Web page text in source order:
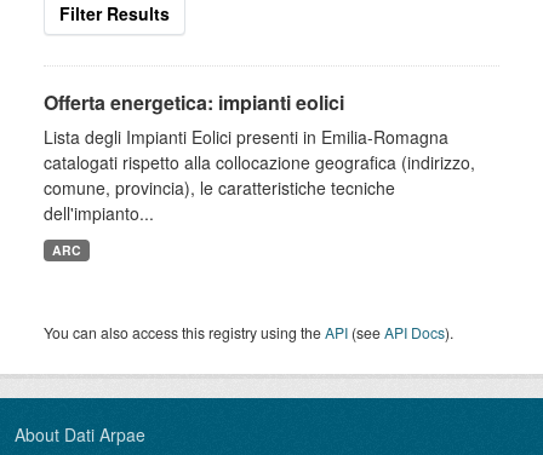
Filter Results
Offerta energetica: impianti eolici
Lista degli Impianti Eolici presenti in Emilia-Romagna
catalogati rispetto alla collocazione geografica (indirizzo,
comune, provincia), le caratteristiche tecniche
dell'impianto...
ARC
You can also access this registry using theAPI (seeAPI Docs).
About Dati Arpae